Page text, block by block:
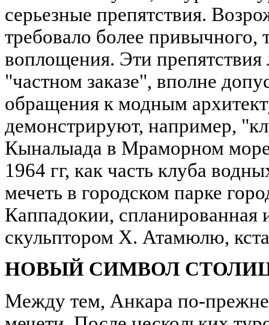
серьезные препятствия.
требовало более привычного,
воплощения. Эти препятствия
"частном заказе", вполне
обращения к модным
демонстрируют, например,
Кыналыада в Мраморном
1964 гг, как часть клуба
мечеть в городском парке
Каппадокии, спланированная
скульптором Х. Атамюлю,
НОВЫЙ СИМВОЛ
Между тем, Анкара по-